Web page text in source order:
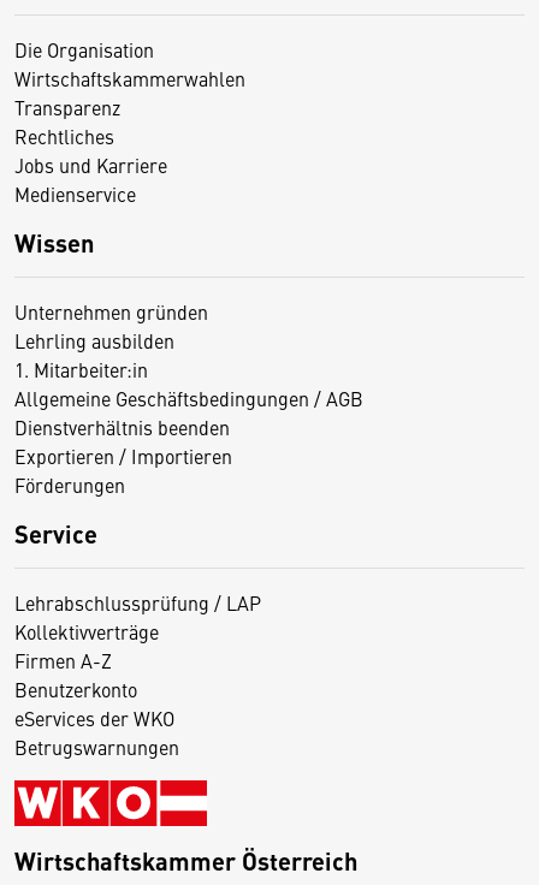
Die Organisation
Wirtschaftskammerwahlen
Transparenz
Rechtliches
Jobs und Karriere
Medienservice
Wissen
Unternehmen gründen
Lehrling ausbilden
1. Mitarbeiter:in
Allgemeine Geschäftsbedingungen / AGB
Dienstverhältnis beenden
Exportieren / Importieren
Förderungen
Service
Lehrabschlussprüfung / LAP
Kollektivverträge
Firmen A-Z
Benutzerkonto
eServices der WKO
Betrugswarnungen
Wirtschaftskammer Österreich